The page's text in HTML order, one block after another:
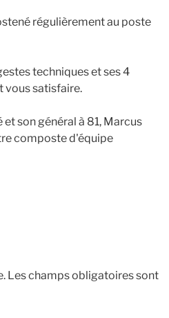
régulièrement au poste
techniques et ses 4
vous satisfaire.
son général à 81, Marcus
composte d'équipe
Les champs obligatoires sont